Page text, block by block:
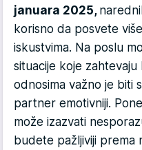
januara 2025,
korisno da posvete
iskustvima. Na poslu
situacije koje
odnosima važno je biti
partner emotivniji.
može izazvati
budete pažljiviji prema